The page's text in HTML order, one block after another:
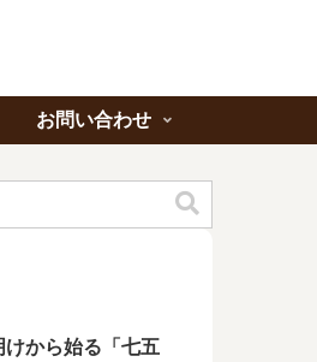
お問い合わせ
けから始る「七五